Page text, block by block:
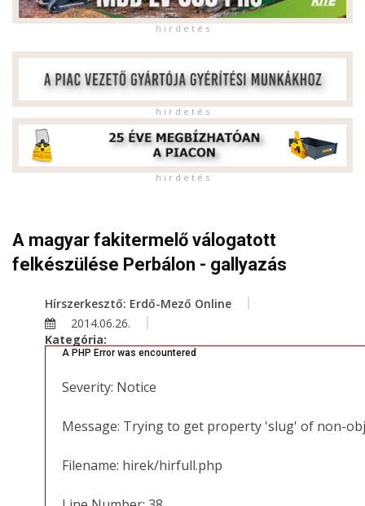
h i r d e t é s
h i r d e t é s
h i r d e t é s
A magyar fakitermelő válogatott
felkészülése Perbálon - gallyazás
Hírszerkesztő: Erdő-Mező Online
2014.06.26.
Kategória:
A PHP Error was encountered
Severity: Notice
Message: Trying to get property 'slug' of non-
Filename: hirek/hirfull.php